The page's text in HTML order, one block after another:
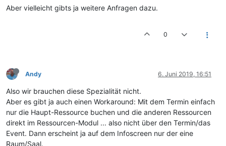
Aber vielleicht gibts ja weitere Anfragen dazu.
0
Andy 6. Juni 2019, 16:51
Also wir brauchen diese Spezialität nicht.
Aber es gibt ja auch einen Workaround: Mit dem Termin einfach
nur die Haupt-Ressource buchen und die anderen Ressourcen
direkt im Ressourcen-Modul ... also nicht über den Termin/das
Event. Dann erscheint ja auf dem Infoscreen nur der eine
Raum/Saal.